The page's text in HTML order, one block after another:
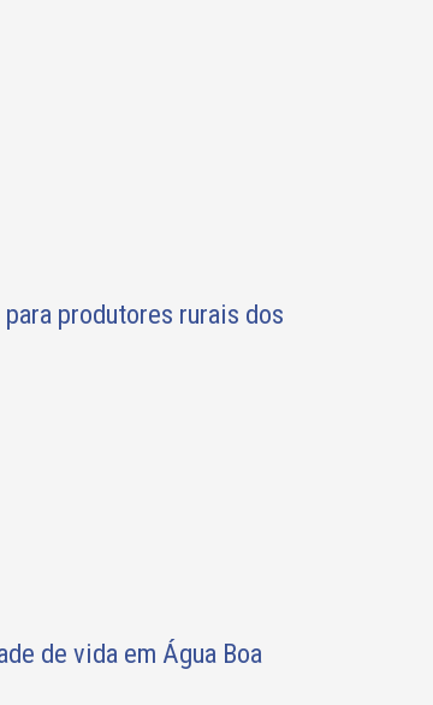
produtores rurais dos
de vida em Água Boa